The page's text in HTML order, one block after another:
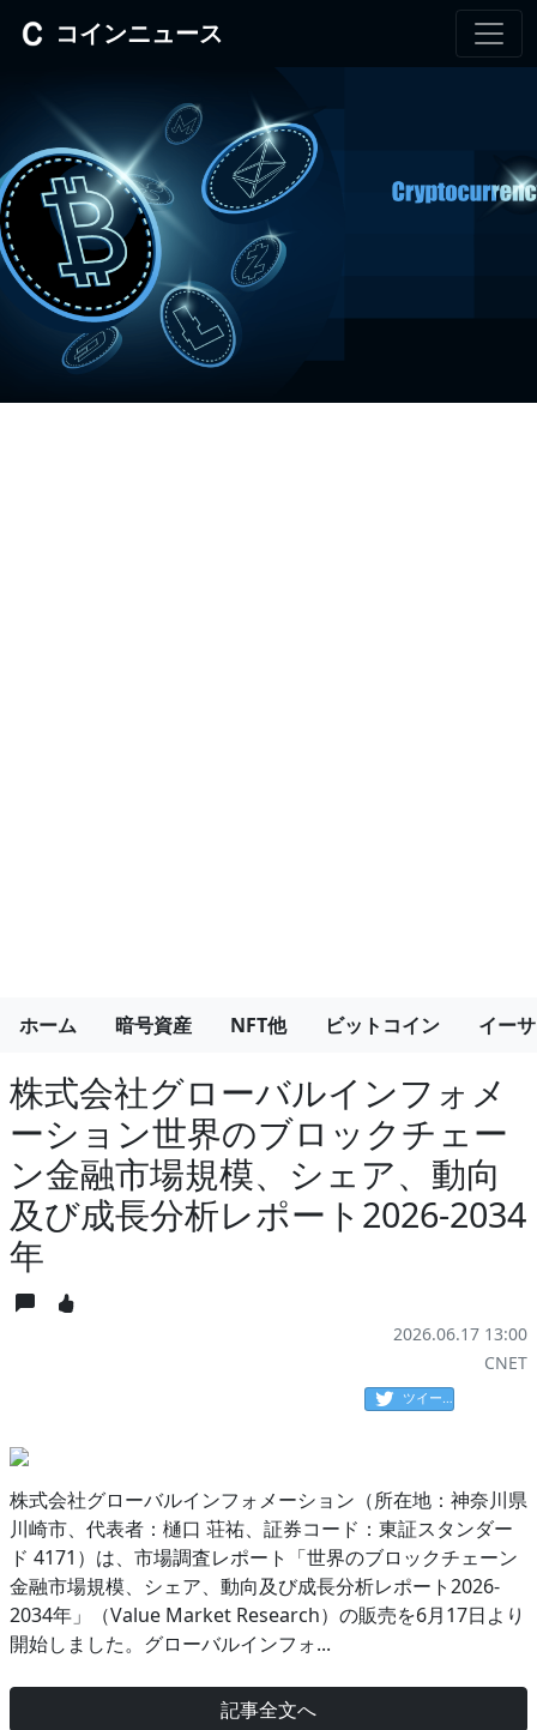
コインニュース
ホーム 暗号資産 NFT他 ビットコイン イー
株式会社グローバルインフォメ
ーション世界のブロックチェー
ン金融市場規模、シェア、動向
及び成長分析レポート2026-2034
年
2026.06.17 13:00
CNET
ツイート
株式会社グローバルインフォメーション（所在地：神奈川県
川崎市、代表者：樋口 荘祐、証券コード：東証スタンダー
ド 4171）は、市場調査レポート「世界のブロックチェーン
金融市場規模、シェア、動向及び成長分析レポート2026-
2034年」（Value Market Research）の販売を6月17日より
開始しました。グローバルインフォ...
記事全文へ